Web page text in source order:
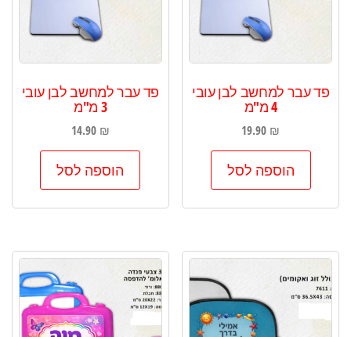
פד עבר למחשב לבן עובי
4 מ"מ
19.90 ₪
הוספה לסל
פד עבר למחשב לבן עובי
3 מ"מ
14.90 ₪
הוספה לסל